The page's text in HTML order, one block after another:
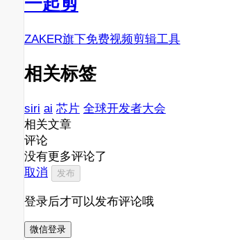
ZAKER旗下免费视频剪辑工具
相关标签
siri ai 芯片 全球开发者大会
相关文章
评论
没有更多评论了
取消
发布
登录后才可以发布评论哦
微信登录